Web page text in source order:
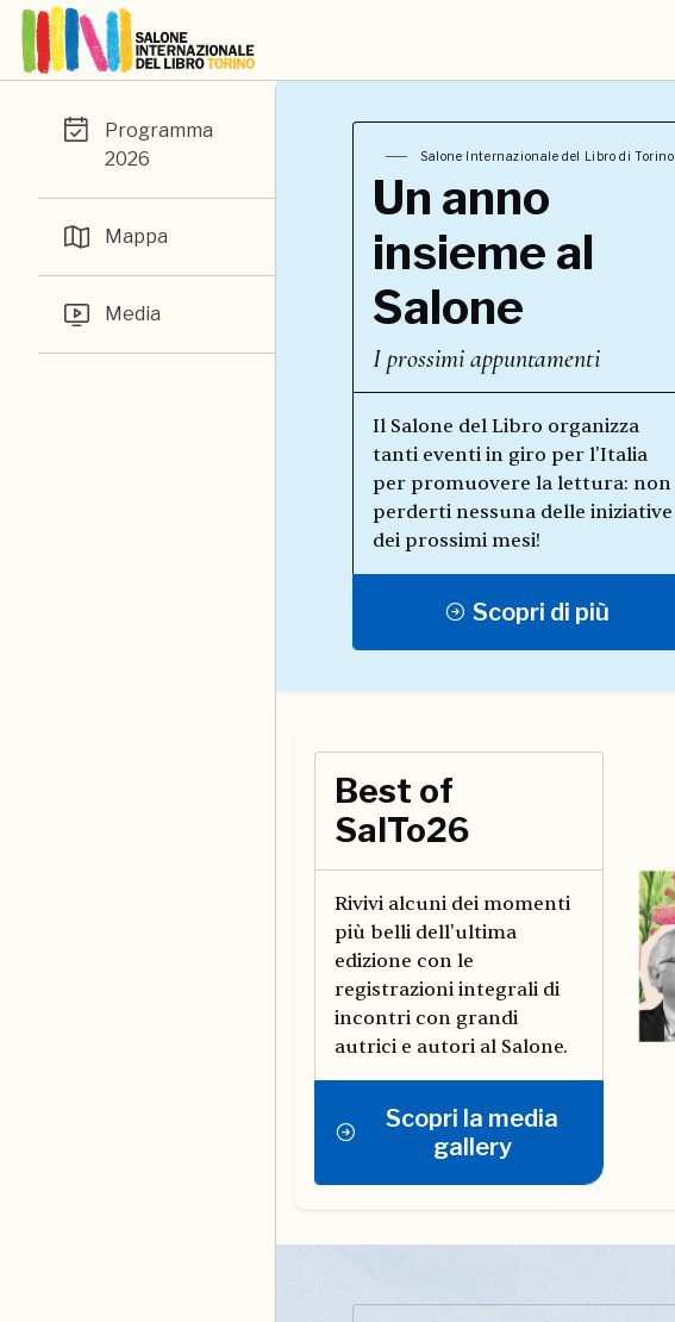
Programma
2026
Mappa
Media
Salone Internazionale del Libro di Torino
Un anno
insieme al
Salone
I prossimi appuntamenti
Il Salone del Libro organizza
tanti eventi in giro per l'Italia
per promuovere la lettura: non
perderti nessuna delle iniziative
dei prossimi mesi!
Scopri di più
Best of
SalTo26
Rivivi alcuni dei momenti
più belli dell'ultima
edizione con le
registrazioni integrali di
incontri con grandi
autrici e autori al Salone.
Scopri la media
gallery